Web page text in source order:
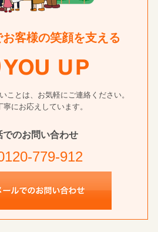
客様の笑顔を支える
ことは、お気軽にご連絡ください。
寧にお応えしています。
でのお問い合わせ
779-912